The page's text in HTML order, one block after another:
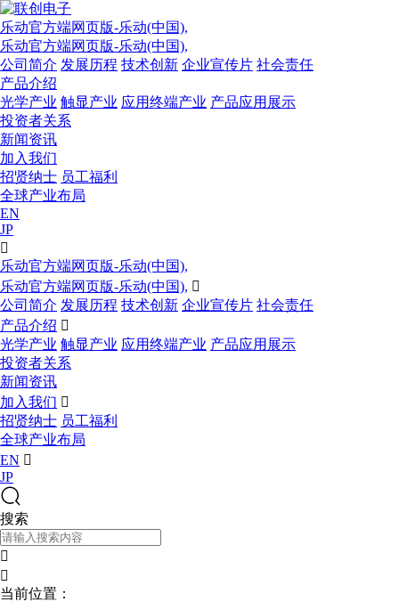
乐动官方端网页版-乐动(中国),
乐动官方端网页版-乐动(中国),
公司简介 发展历程 技术创新 企业宣传片 社会责任
产品介绍
光学产业 触显产业 应用终端产业 产品应用展示
投资者关系
新闻资讯
加入我们
招贤纳士 员工福利
全球产业布局
EN
JP

乐动官方端网页版-乐动(中国),
乐动官方端网页版-乐动(中国), 
公司简介 发展历程 技术创新 企业宣传片 社会责任
产品介绍 
光学产业 触显产业 应用终端产业 产品应用展示
投资者关系
新闻资讯
加入我们 
招贤纳士 员工福利
全球产业布局
EN 
JP
搜索


当前位置：